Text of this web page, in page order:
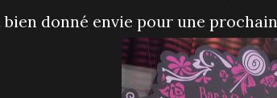
bien donné envie pour une